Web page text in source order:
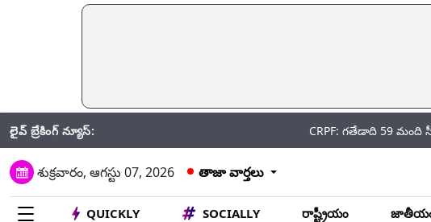
లైవ్ బ్రేకింగ్ న్యూస్: CRPF: గతేడాది 59 మంది
శుక్రవారం, ఆగస్టు 07, 2026 తాజా వార్తలు
QUICKLY SOCIALLY రాష్ట్రీయం